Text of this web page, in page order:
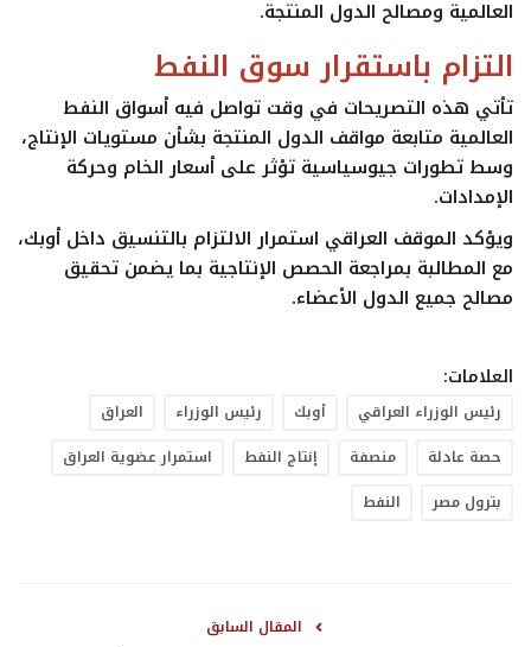
العالمية ومصالح الدول المنتجة.
التزام باستقرار سوق النفط
تأتي هذه التصريحات في وقت تواصل فيه أسواق النفط
العالمية متابعة مواقف الدول المنتجة بشأن مستويات الإنتاج،
وسط تطورات جيوسياسية تؤثر على أسعار الخام وحركة
الإمدادات.
ويؤكد الموقف العراقي استمرار الالتزام بالتنسيق داخل أوبك،
مع المطالبة بمراجعة الحصص الإنتاجية بما يضمن تحقيق
مصالح جميع الدول الأعضاء.
العلامات:
رئيس الوزراء العراقي أوبك رئيس الوزراء
العراق
حصة عادلة
منصفة إنتاج النفط
استمرار عضوية العراق
بترول مصر
النفط
المقال السابق